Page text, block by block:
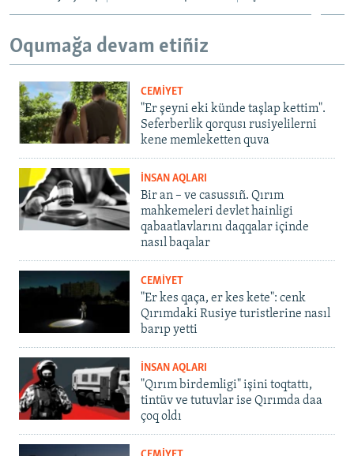
Oqumağa devam etiñiz
CEMİYET
"Er şeyni eki künde taşlap kettim".
Seferberlik qorqusı rusiyelilerni
kene memleketten quva
İNSAN AQLARI
Bir an – ve casussıñ. Qırım
mahkemeleri devlet hainligi
qabaatlavlarını daqqalar içinde
nasıl baqalar
CEMİYET
"Er kes qaça, er kes kete": cenk
Qırımdaki Rusiye turistlerine nasıl
barıp yetti
İNSAN AQLARI
"Qırım birdemligi" işini toqtattı,
tintüv ve tutuvlar ise Qırımda daa
çoq oldı